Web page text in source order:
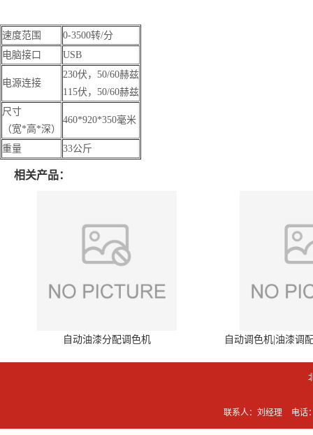
速度范围
0-3500转/分
电脑接口
USB
电源连接
230伏，50/60赫兹
115伏，50/60赫兹
尺寸
（宽*高*深）
460*920*350毫米
重量 33公斤
相关产品：
自动油漆分配调色机 自动调色机|油漆调
联系人：刘经理 电话